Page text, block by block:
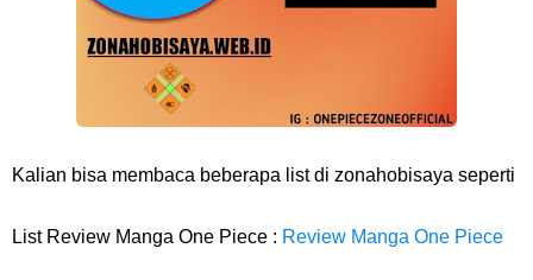
Caranya Disini
7 Fakta Elbaph One Piece, Menjadi Tempat Yang Sangat Ingin
Kalian bisa membaca beberapa list di zonahobisaya seperti
List Review Manga One Piece : Review Manga One Piece